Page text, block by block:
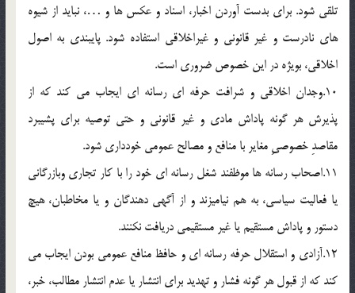
تلقي شود. براي بدست آوردن اخبار، اسناد و عکس ها و …، نبايد از شيوه
هاي نادرست و غير قانوني و غيراخلاقي استفاده شود. پايبندي به اصول
اخلاقي، بويژه در اين خصوص ضروري است.
10.وجدان اخلاقي و شرافت حرفه اي رسانه اي ايجاب مي کند که از
پذيرش هر گونه پاداش مادي و غير قانوني و حتي توصيه براي پشيبرد
مقاصدِ خصوصيِ مغاير با منافع و مصالح عمومي خودداري شود.
11.اصحاب رسانه ها موظفند شغل رسانه اي خود را با کار تجاري وبازرگاني
يا فعاليت سياسي، به هم نياميزند و از آگهي دهندگان و يا مخاطبان، هيچ
دستور و پاداش مستقيم يا غير مستقيمي دريافت نکنند.
12.آزادي و استقلال حرفه رسانه اي و حافظ منافع عمومي بودن ايجاب مي
کند که از قبول هر گونه فشار و تهديد براي انتشار يا عدم انتشار مطالب، خبر،